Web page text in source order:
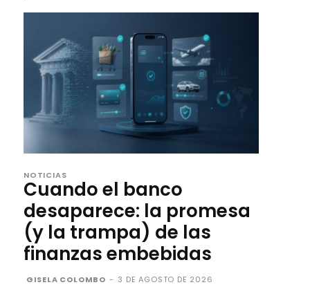
NOTICIAS
Cuando el banco
desaparece: la promesa
(y la trampa) de las
finanzas embebidas
GISELA COLOMBO - 3 DE AGOSTO DE 2026